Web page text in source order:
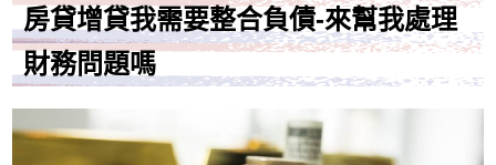
房貸增貸我需要整合負債-來幫我處理
財務問題嗎